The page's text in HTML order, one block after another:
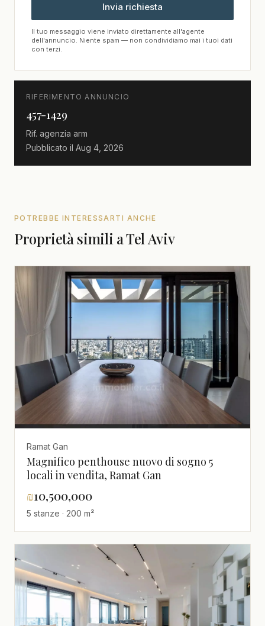
Invia richiesta
Il tuo messaggio viene inviato direttamente all'agente
dell'annuncio. Niente spam — non condividiamo mai i tuoi dati
con terzi.
RIFERIMENTO ANNUNCIO
457-1429
Rif. agenzia arm
Pubblicato il Aug 4, 2026
POTREBBE INTERESSARTI ANCHE
Proprietà simili a Tel Aviv
Ramat Gan
Magnifico penthouse nuovo di sogno 5
locali in vendita, Ramat Gan
₪10,500,000
5 stanze · 200 m²